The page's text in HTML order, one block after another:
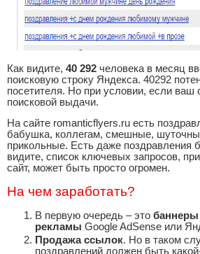
Как видите, 40 292 человека в месяц
поисковую строку Яндекса. 40292
посетителя. Но при условии, если ваш
поисковой выдачи.
На сайте romanticflyers.ru есть
бабушка, коллегам, смешные,
прикольные. Есть даже поздравления
видите, список ключевых запросов,
сайт, может быть просто огромен.
На чем заработать?
В первую очередь – это баннеры
рекламы Google AdSense или
Продажа ссылок. Но в таком
поздравлений должен быть